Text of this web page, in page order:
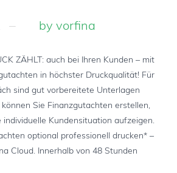
by vorfina
ZÄHLT: auch bei Ihren Kunden – mit
in höchster Druckqualität! Für
sind gut vorbereitete Unterlagen
Sie Finanzgutachten erstellen,
Kundensituation aufzeigen.
optional professionell drucken* –
Cloud. Innerhalb von 48 Stunden